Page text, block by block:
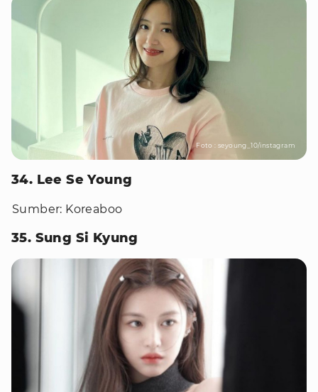
Foto : seyoung_10/instagram
34. Lee Se Young
Sumber: Koreaboo
35. Sung Si Kyung